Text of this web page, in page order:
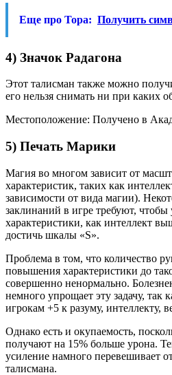
Еще про Тора: Получить
4) Значок Радагона
Этот талисман также можно
его нельзя снимать ни при каких
Местоположение: Получено в
5) Печать Марики
Магия во многом зависит от
характеристик, таких как
зависимости от вида магии).
заклинаний в игре требуют,
характеристики, как интеллект
достичь шкалы «S».
Проблема в том, что количество
повышения характеристики до
совершенно ненормально.
немного упрощает эту задачу, так
игрокам +5 к разуму, интеллекту,
Однако есть и окупаемость,
получают на 15% больше урона.
усиление намного перевешивает
талисмана.